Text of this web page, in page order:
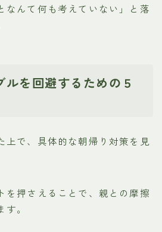
なんて何も考えていない」と落
を回避するための５
上で、具体的な朝帰り対策を見
を押さえることで、親との摩擦
。